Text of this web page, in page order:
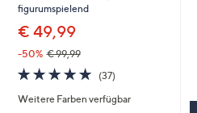
figurumspielend
€ 49,99
-50% € 99,99
4.7
von
5
(37)37
Weitere Farben verfügbar